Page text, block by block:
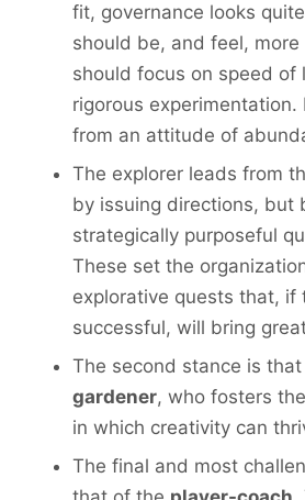
fit, governance looks
should be, and feel,
should focus on speed of
rigorous experimentation.
from an attitude of
The explorer leads from
by issuing directions, but
strategically purposeful
These set the
explorative quests that, if
successful, will bring
The second stance is
gardener, who fosters
in which creativity can
The final and most